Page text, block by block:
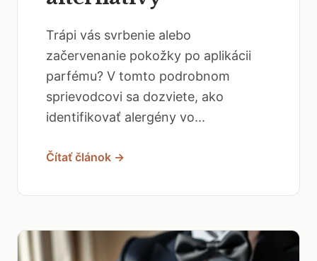
Trápi vás svrbenie alebo
začervenanie pokožky po aplikácii
parfému? V tomto podrobnom
sprievodcovi sa dozviete, ako
identifikovať alergény vo...
Čítať článok →